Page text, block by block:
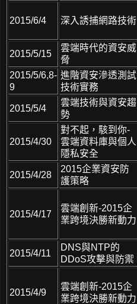
2015/6/4 深入誘捕網路技術
2015/5/15
雲端時代的資安威
脅
2015/5/6,8-
9
進階資安滲透測試
技術實務
2015/5/4
雲端技術與資安趨
勢
2015/4/30
對不起，駭到你-
雲端資料庫與個人
隱私安全
2015/4/28
2015企業資安防
護策略
2015/4/17
雲端創新-2015企
業跨境決勝新動力
2015/4/11
DNS與NTP的
DDoS攻擊與防禦
2015/4/9
雲端創新-2015企
業跨境決勝新動力